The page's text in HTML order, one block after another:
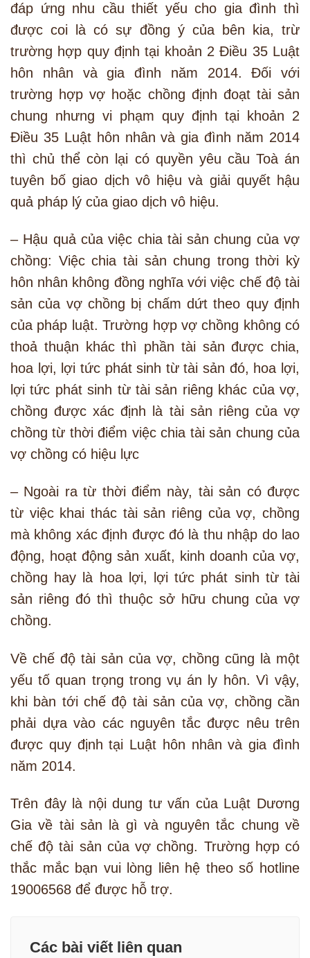
đáp ứng nhu cầu thiết yếu cho gia đình thì
được coi là có sự đồng ý của bên kia, trừ
trường hợp quy định tại khoản 2 Điều 35 Luật
hôn nhân và gia đình năm 2014. Đối với
trường hợp vợ hoặc chồng định đoạt tài sản
chung nhưng vi phạm quy định tại khoản 2
Điều 35 Luật hôn nhân và gia đình năm 2014
thì chủ thể còn lại có quyền yêu cầu Toà án
tuyên bố giao dịch vô hiệu và giải quyết hậu
quả pháp lý của giao dịch vô hiệu.
– Hậu quả của việc chia tài sản chung của vợ
chồng: Việc chia tài sản chung trong thời kỳ
hôn nhân không đồng nghĩa với việc chế độ tài
sản của vợ chồng bị chấm dứt theo quy định
của pháp luật. Trường hợp vợ chồng không có
thoả thuận khác thì phần tài sản được chia,
hoa lợi, lợi tức phát sinh từ tài sản đó, hoa lợi,
lợi tức phát sinh từ tài sản riêng khác của vợ,
chồng được xác định là tài sản riêng của vợ
chồng từ thời điểm việc chia tài sản chung của
vợ chồng có hiệu lực
– Ngoài ra từ thời điểm này, tài sản có được
từ việc khai thác tài sản riêng của vợ, chồng
mà không xác định được đó là thu nhập do lao
động, hoạt động sản xuất, kinh doanh của vợ,
chồng hay là hoa lợi, lợi tức phát sinh từ tài
sản riêng đó thì thuộc sở hữu chung của vợ
chồng.
Về chế độ tài sản của vợ, chồng cũng là một
yếu tố quan trọng trong vụ án ly hôn. Vì vậy,
khi bàn tới chế độ tài sản của vợ, chồng cần
phải dựa vào các nguyên tắc được nêu trên
được quy định tại Luật hôn nhân và gia đình
năm 2014.
Trên đây là nội dung tư vấn của Luật Dương
Gia về tài sản là gì và nguyên tắc chung về
chế độ tài sản của vợ chồng. Trường hợp có
thắc mắc bạn vui lòng liên hệ theo số hotline
19006568 để được hỗ trợ.
Các bài viết liên quan